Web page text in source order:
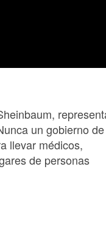
un gobierno de
llevar médicos,
de personas